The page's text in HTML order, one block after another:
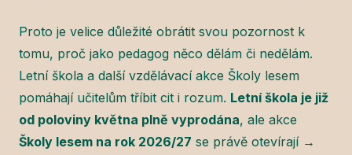
Proto je velice důležité obrátit svou pozornost k
tomu, proč jako pedagog něco dělám či nedělám.
Letní škola a další vzdělávací akce Školy lesem
pomáhají učitelům tříbit cit i rozum. Letní škola je již
od poloviny května plně vyprodána, ale akce
Školy lesem na rok 2026/27 se právě otevírají →